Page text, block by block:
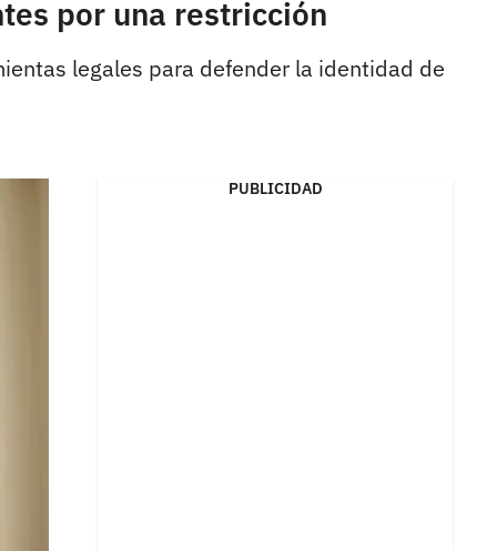
por una restricción
legales para defender la identidad de
PUBLICIDAD